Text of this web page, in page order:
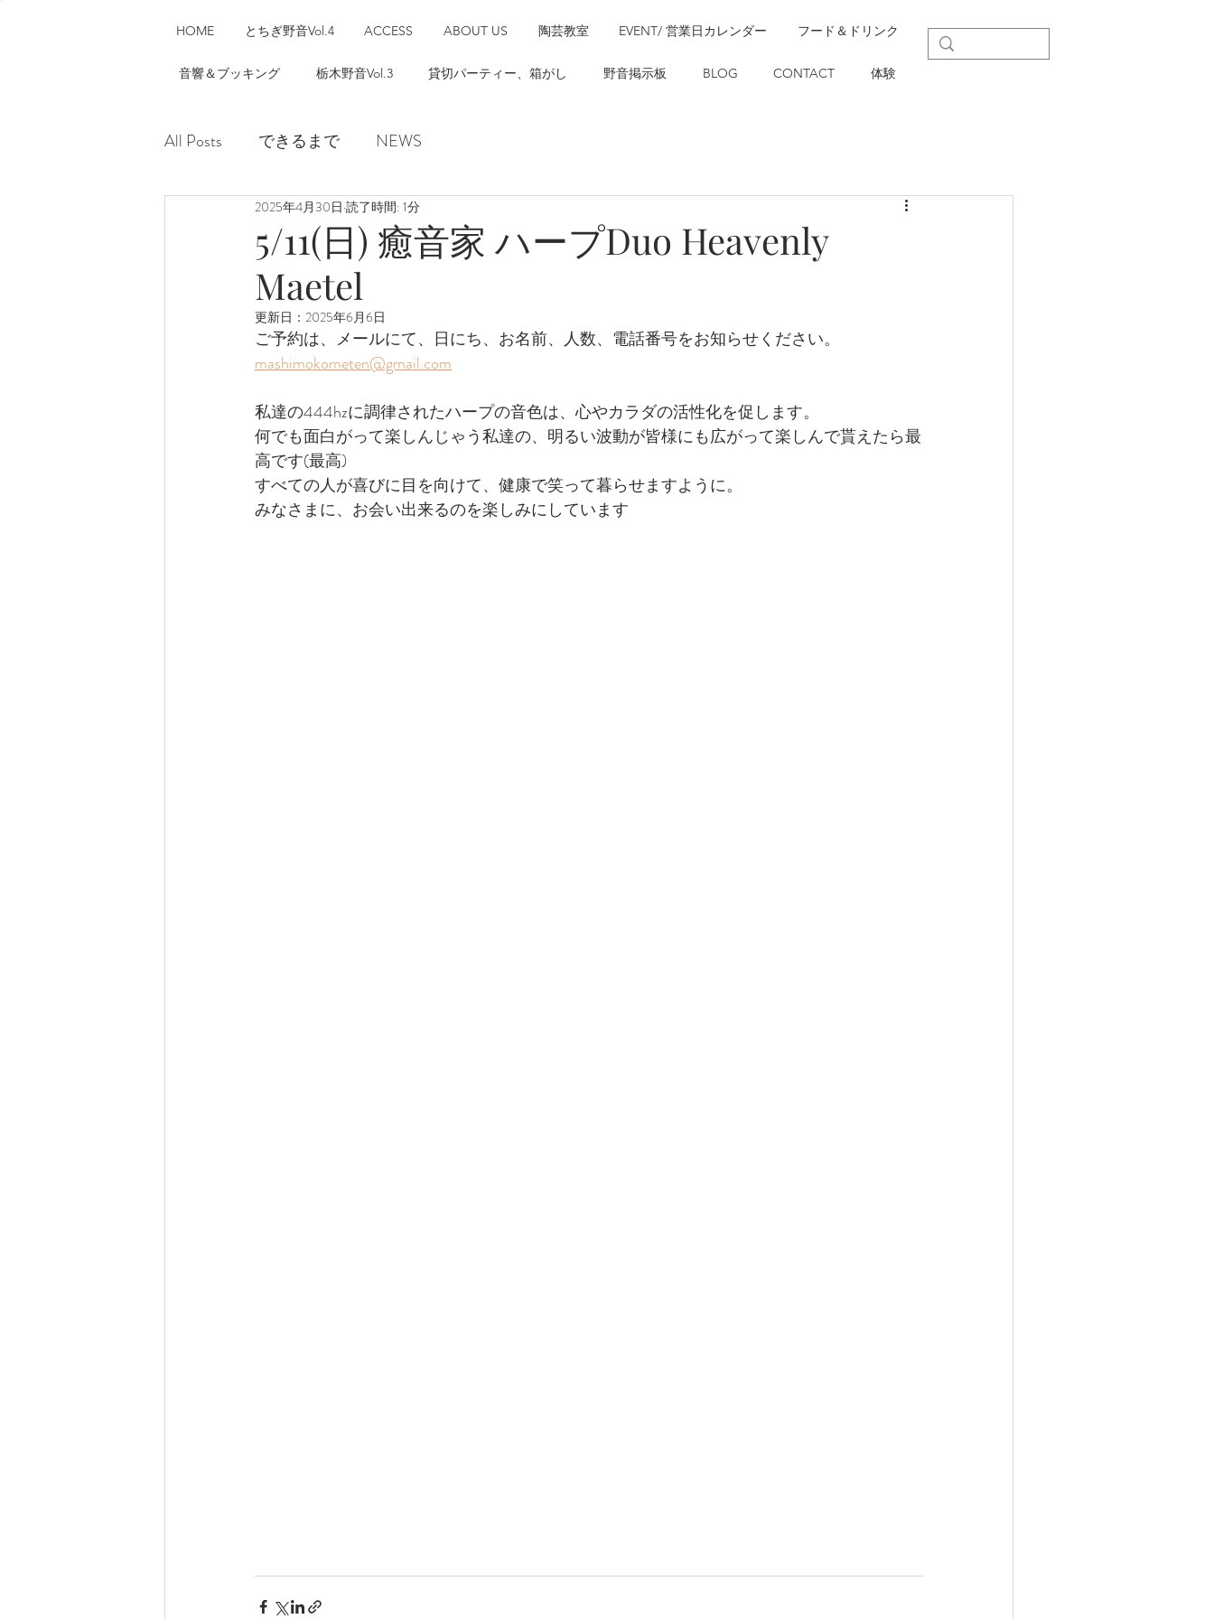
HOME とちぎ野音Vol.4 ACCESS ABOUT US 陶芸教室 EVENT/ 営業日カレンダー フード＆ドリンク
音響＆ブッキング 栃木野音Vol.3 貸切パーティー、箱がし 野音掲示板 BLOG CONTACT 体験
All Posts できるまで NEWS
5/11(日) 癒音家 ハープDuo Heavenly
Maetel
2025年4月30日 読了時間: 1分
更新日： 2025年6月6日
ご予約は、メールにて、日にち、お名前、人数、電話番号をお知らせください。
mashimokometen@gmail.com
私達の444hzに調律されたハープの音色は、心やカラダの活性化を促します。
何でも面白がって楽しんじゃう私達の、明るい波動が皆様にも広がって楽しんで貰えたら最
高です(最高)
すべての人が喜びに目を向けて、健康で笑って暮らせますように。
みなさまに、お会い出来るのを楽しみにしています